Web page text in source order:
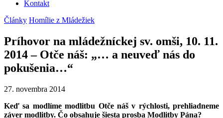
Kontakt
Články Homílie z Mládežiek
Príhovor na mládežníckej sv. omši, 10. 11.
2014 – Otče náš: „… a neuveď nás do
pokušenia…“
27. novembra 2014
Keď sa modlíme modlitbu Otče náš v rýchlosti, prehliadneme
záver modlitby. Čo obsahuje šiesta prosba Modlitby Pána?